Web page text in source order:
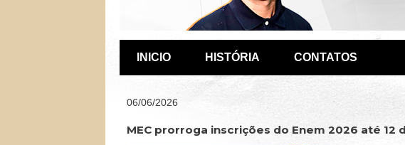
INICIO HISTÓRIA CONTATOS
06/06/2026
MEC prorroga inscrições do Enem 2026 até 12